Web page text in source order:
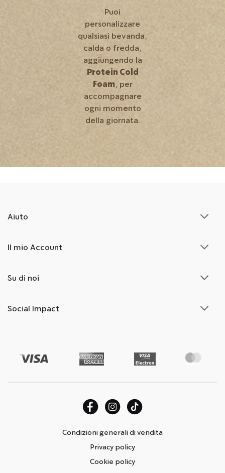
Puoi
personalizzare
qualsiasi bevanda,
calda o fredda,
aggiungendo la
Protein Cold
Foam , per
accompagnare
ogni momento
della giornata.
Aiuto
Il mio Account
Su di noi
Social Impact
Condizioni generali di vendita
Privacy policy
Cookie policy